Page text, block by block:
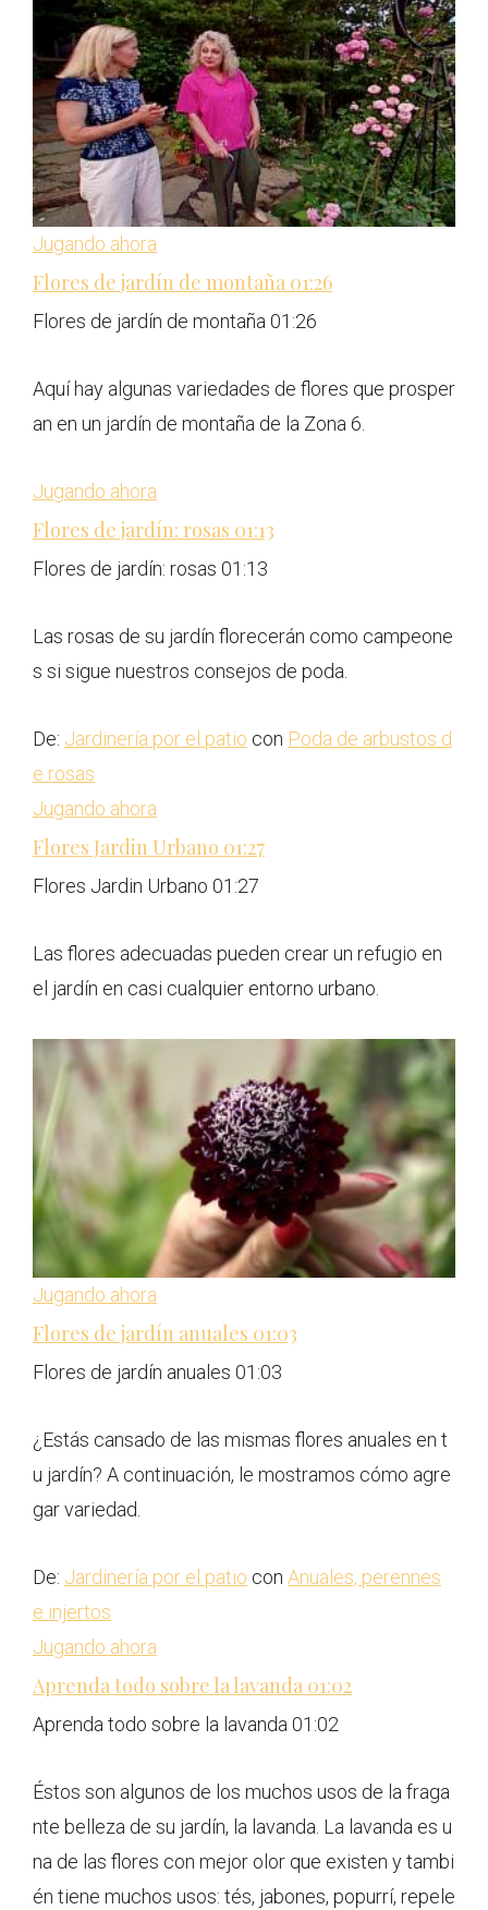
Jugando ahora
Flores de jardín de montaña 01:26
Flores de jardín de montaña 01:26
Aquí hay algunas variedades de flores que prosper
an en un jardín de montaña de la Zona 6.
Jugando ahora
Flores de jardín: rosas 01:13
Flores de jardín: rosas 01:13
Las rosas de su jardín florecerán como campeone
s si sigue nuestros consejos de poda.
De: Jardinería por el patio con Poda de arbustos d
e rosas
Jugando ahora
Flores Jardin Urbano 01:27
Flores Jardin Urbano 01:27
Las flores adecuadas pueden crear un refugio en
el jardín en casi cualquier entorno urbano.
Jugando ahora
Flores de jardín anuales 01:03
Flores de jardín anuales 01:03
¿Estás cansado de las mismas flores anuales en t
u jardín? A continuación, le mostramos cómo agre
gar variedad.
De: Jardinería por el patio con Anuales, perennes
e injertos
Jugando ahora
Aprenda todo sobre la lavanda 01:02
Aprenda todo sobre la lavanda 01:02
Éstos son algunos de los muchos usos de la fraga
nte belleza de su jardín, la lavanda. La lavanda es u
na de las flores con mejor olor que existen y tambi
én tiene muchos usos: tés, jabones, popurrí, repele